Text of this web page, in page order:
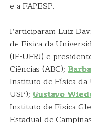
e a FAPESP.
Participaram Luiz
de Física da
(IF-UFRJ) e
Ciências (ABC);
Instituto de Física da
USP); Gustavo
Instituto de Física
Estadual de